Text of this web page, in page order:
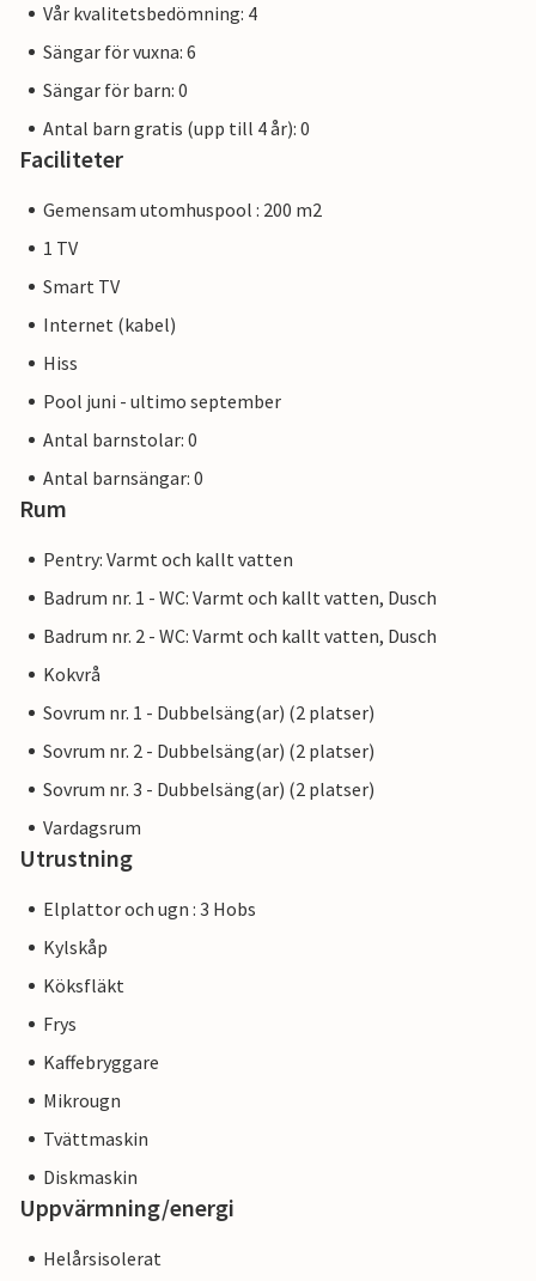
Vår kvalitetsbedömning: 4
Sängar för vuxna: 6
Sängar för barn: 0
Antal barn gratis (upp till 4 år): 0
Faciliteter
Gemensam utomhuspool : 200 m2
1 TV
Smart TV
Internet (kabel)
Hiss
Pool juni - ultimo september
Antal barnstolar: 0
Antal barnsängar: 0
Rum
Pentry: Varmt och kallt vatten
Badrum nr. 1 - WC: Varmt och kallt vatten, Dusch
Badrum nr. 2 - WC: Varmt och kallt vatten, Dusch
Kokvrå
Sovrum nr. 1 - Dubbelsäng(ar) (2 platser)
Sovrum nr. 2 - Dubbelsäng(ar) (2 platser)
Sovrum nr. 3 - Dubbelsäng(ar) (2 platser)
Vardagsrum
Utrustning
Elplattor och ugn : 3 Hobs
Kylskåp
Köksfläkt
Frys
Kaffebryggare
Mikrougn
Tvättmaskin
Diskmaskin
Uppvärmning/energi
Helårsisolerat